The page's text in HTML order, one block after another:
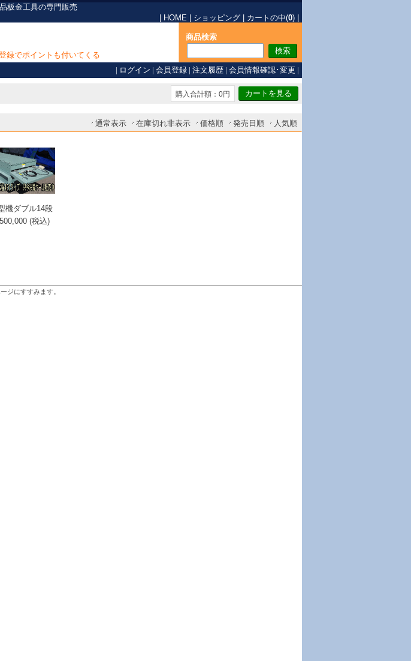
板金工具の専門販売
HOME ショッピング カートの中(0)
録でポイントも付いてくる
商品検索
| ログイン | 会員登録 | 注文履歴 | 会員情報確認･変更 |
購入合計額：0円
通常表示 在庫切れ非表示 価格順 発売日順 人気順
機ダブル14段
(税込)
ジにすすみます。